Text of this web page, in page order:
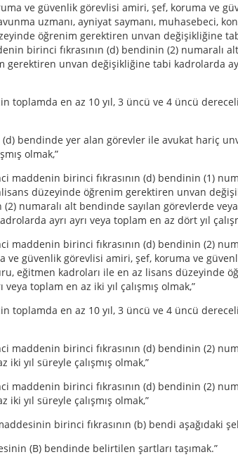
ve güvenlik görevlisi amiri, şef, koruma ve
uzmanı, ayniyat saymanı, muhasebeci,
öğrenim gerektiren unvan değişikliğine
birinci fıkrasının (d) bendinin (2) numaralı
unvan değişikliğine tabi kadrolarda
toplamda en az 10 yıl, 3 üncü ve 4 üncü
(d) bendinde yer alan görevler ile avukat hariç
olmak,”
maddenin birinci fıkrasının (d) bendinin (1)
düzeyinde öğrenim gerektiren unvan
(2) numaralı alt bendinde sayılan görevlerde
ayrı ayrı veya toplam en az dört yıl
maddenin birinci fıkrasının (d) bendinin (2)
ve güvenlik görevlisi amiri, şef, koruma ve
eğitmen kadroları ile en az lisans düzeyinde
toplam en az iki yıl çalışmış olmak,”
toplamda en az 10 yıl, 3 üncü ve 4 üncü
maddenin birinci fıkrasının (d) bendinin (2)
iki yıl süreyle çalışmış olmak,”
maddenin birinci fıkrasının (d) bendinin (2)
iki yıl süreyle çalışmış olmak,”
birinci fıkrasının (b) bendi aşağıdaki
(B) bendinde belirtilen şartları taşımak.”